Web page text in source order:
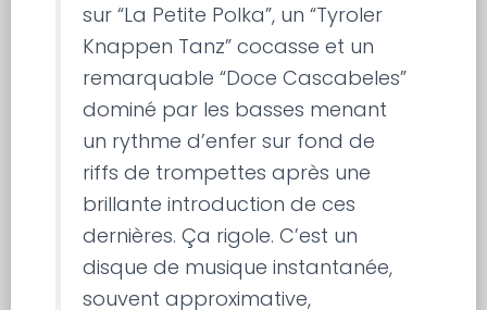
sur “La Petite Polka”, un “Tyroler
Knappen Tanz” cocasse et un
remarquable “Doce Cascabeles”
dominé par les basses menant
un rythme d’enfer sur fond de
riffs de trompettes après une
brillante introduction de ces
dernières. Ça rigole. C’est un
disque de musique instantanée,
souvent approximative,